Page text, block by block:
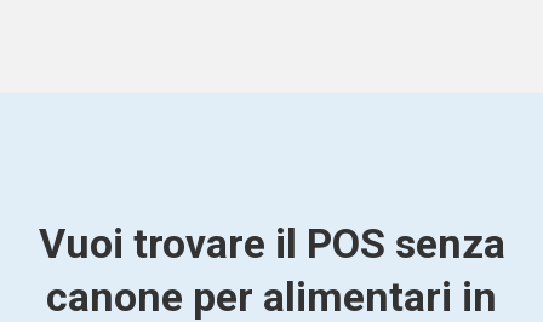
Vuoi trovare il POS senza
canone per alimentari in